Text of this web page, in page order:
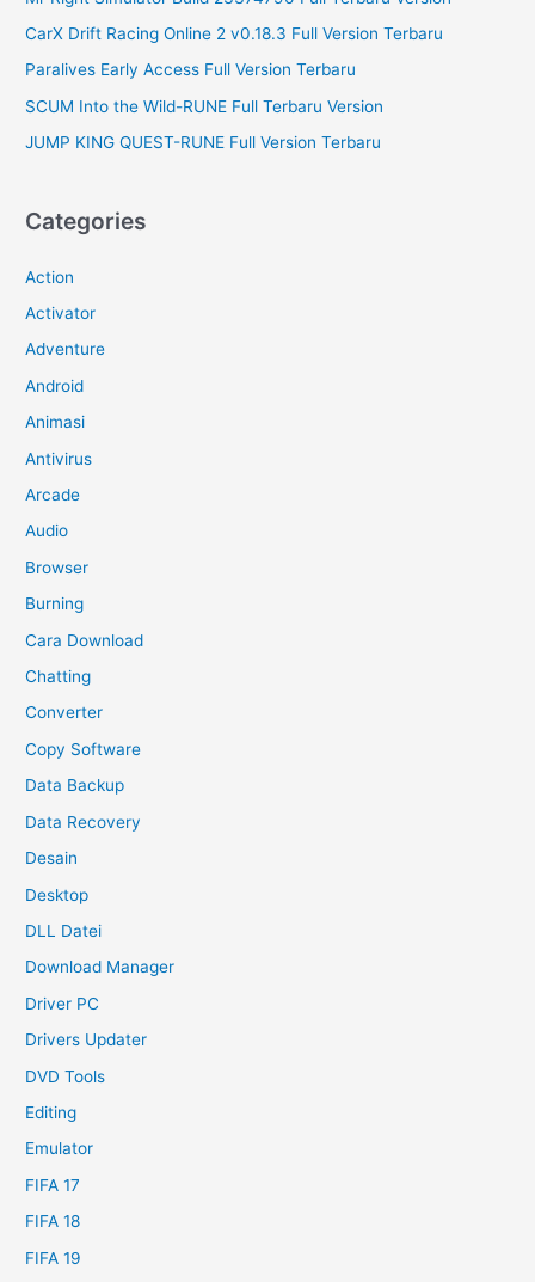
CarX Drift Racing Online 2 v0.18.3 Full Version Terbaru
Paralives Early Access Full Version Terbaru
SCUM Into the Wild-RUNE Full Terbaru Version
JUMP KING QUEST-RUNE Full Version Terbaru
Categories
Action
Activator
Adventure
Android
Animasi
Antivirus
Arcade
Audio
Browser
Burning
Cara Download
Chatting
Converter
Copy Software
Data Backup
Data Recovery
Desain
Desktop
DLL Datei
Download Manager
Driver PC
Drivers Updater
DVD Tools
Editing
Emulator
FIFA 17
FIFA 18
FIFA 19